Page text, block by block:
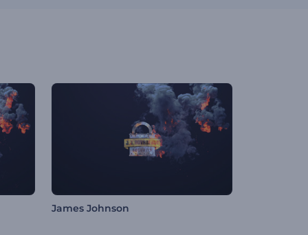
James Johnson